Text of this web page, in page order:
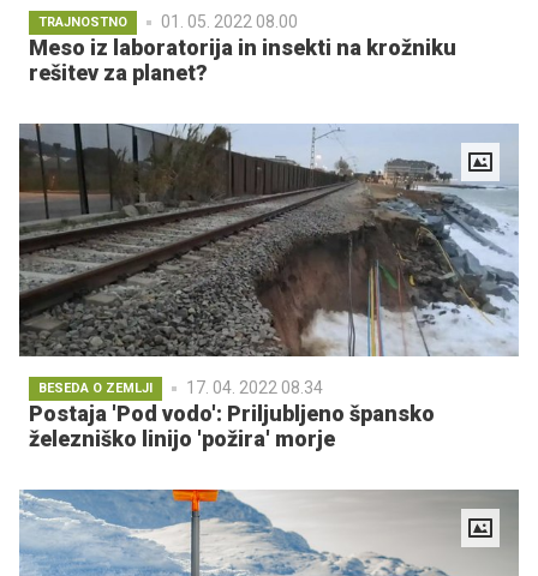
TRAJNOSTNO 01. 05. 2022 08.00
Meso iz laboratorija in insekti na krožniku
rešitev za planet?
BESEDA O ZEMLJI 17. 04. 2022 08.34
Postaja 'Pod vodo': Priljubljeno špansko
železniško linijo 'požira' morje